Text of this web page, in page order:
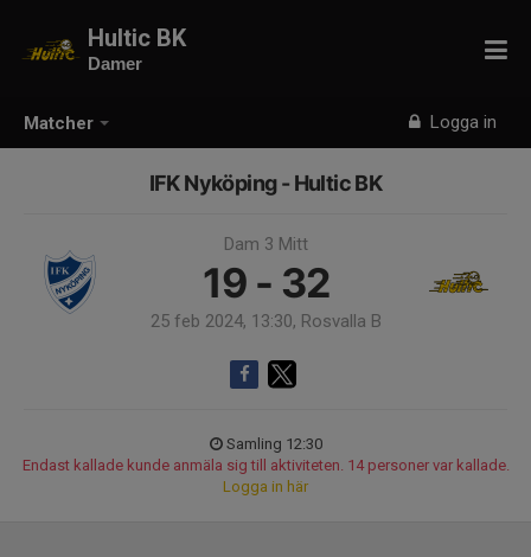
Matcher Logga in
Hultic BK
Damer
IFK Nyköping - Hultic BK
Dam 3 Mitt
19 - 32
25 feb 2024, 13:30, Rosvalla B
Samling 12:30
Endast kallade kunde anmäla sig till aktiviteten. 14 personer var kallade.
Logga in här